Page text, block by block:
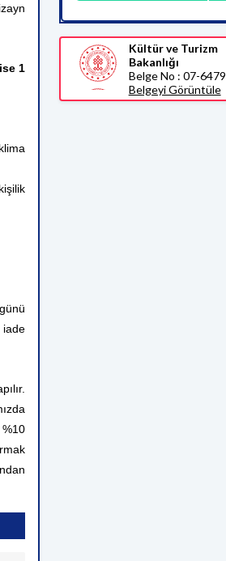
1
iade
Kültür ve Turizm
Bakanlığı
Belge No : 07-6479
Belgeyi Görüntüle